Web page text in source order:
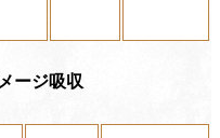
ージ吸収